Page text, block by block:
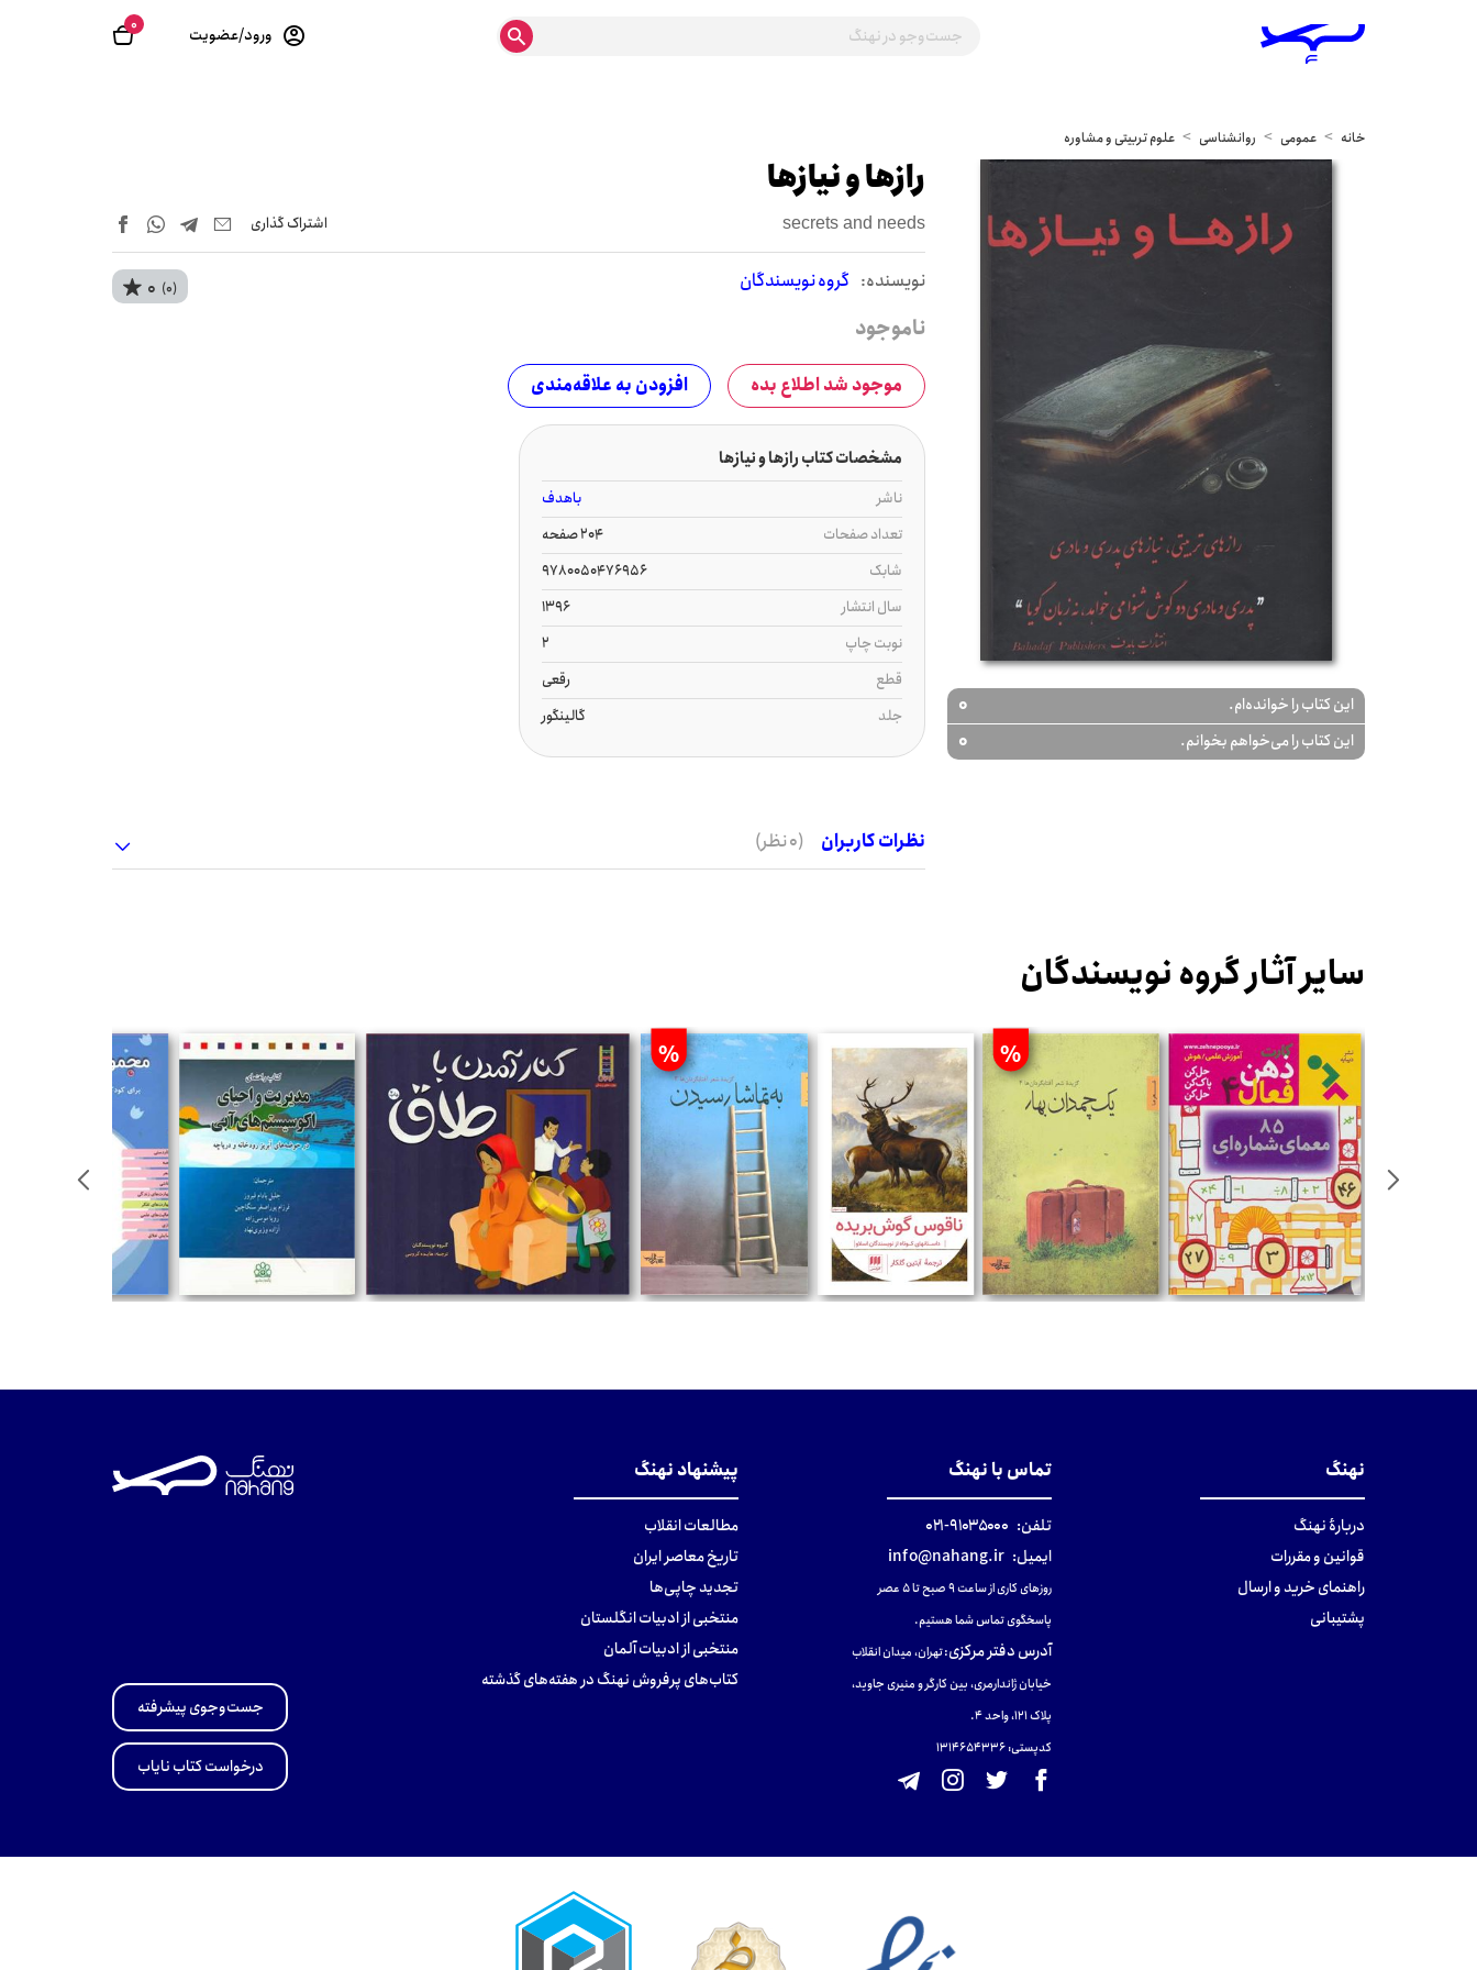
0 ورود/عضویت
خانه عمومی روانشناسی علوم تربیتی و مشاوره
این کتاب را خوانده‌ام. 0
این کتاب را می‌خواهم بخوانم. 0
رازها و نیازها
secrets and needs اشتراک‌ گذاری
نويسنده: گروه نویسندگان 0 (0)
ناموجود
موجود شد اطلاع بده افزودن به علاقه‌مندی
مشخصات کتاب رازها و نیازها
ناشر
باهدف
تعداد صفحات
204 صفحه
شابک
9780050476956
سال انتشار
1396
نوبت چاپ
2
قطع
رقعی
جلد
گالینگور
نظرات کاربران (0 نظر)
سایر آثار گروه نویسندگان
%
%
نهنگ
دربارهٔ نهنگ
قوانین و مقررات
راهنمای خرید و ارسال
پشتیبانی
تماس با نهنگ
تلفن: ۹۱۰۳۵۰۰۰-۰۲۱
ایمیل: info@nahang.ir
روزهای کاری از ساعت ۹ صبح تا ۵ عصر
پاسخگوی تماس شما هستیم.
آدرس دفتر مرکزی:تهران، میدان انقلاب
خیابان ژاندارمری، بین کارگر و منیری جاوید،
پلاک 121، واحد ۴.
کدپستی: 131465433۶
پیشنهاد نهنگ
مطالعات انقلاب
تاریخ معاصر ایران
تجدید چاپی‌ها
منتخبی از ادبیات انگلستان
منتخبی از ادبیات آلمان
کتاب‌های پرفروش نهنگ در هفته‌های گذشته
جست‌وجوی پیشرفته
درخواست کتاب نایاب